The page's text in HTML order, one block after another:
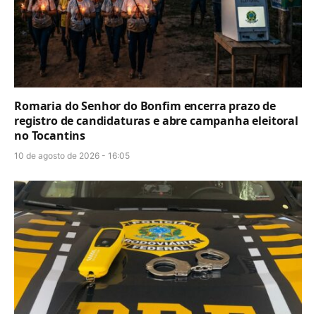
Romaria do Senhor do Bonfim encerra prazo de
registro de candidaturas e abre campanha eleitoral
no Tocantins
10 de agosto de 2026 - 16:05